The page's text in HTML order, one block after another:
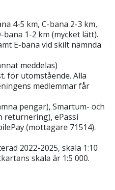
4-5 km, C-bana 2-3 km,
1-2 km (mycket lätt).
E-bana vid skilt nämnda
meddelas)
för utomstående. Alla
medlemmar får
pengar), Smartum- och
returnering), ePassi
(mottagare 71514).
2022-2025, skala 1:10
skala är 1:5 000.